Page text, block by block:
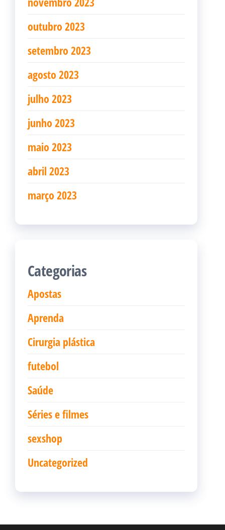
outubro 2023
setembro 2023
agosto 2023
julho 2023
junho 2023
maio 2023
abril 2023
março 2023
Categorias
Apostas
Aprenda
Cirurgia plástica
futebol
Saúde
Séries e filmes
sexshop
Uncategorized